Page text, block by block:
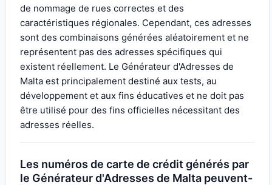
de nommage de rues correctes et des
caractéristiques régionales. Cependant, ces adresses
sont des combinaisons générées aléatoirement et ne
représentent pas des adresses spécifiques qui
existent réellement. Le Générateur d'Adresses de
Malta est principalement destiné aux tests, au
développement et aux fins éducatives et ne doit pas
être utilisé pour des fins officielles nécessitant des
adresses réelles.
Les numéros de carte de crédit générés par
le Générateur d'Adresses de Malta peuvent-